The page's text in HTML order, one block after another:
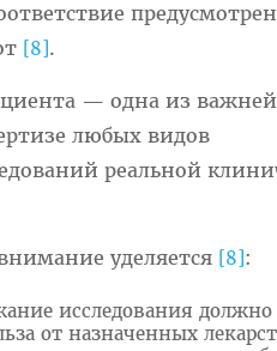
[8] .
— одна из
любых видов
реальной
уделяется [8] :
исследования
от назначенных